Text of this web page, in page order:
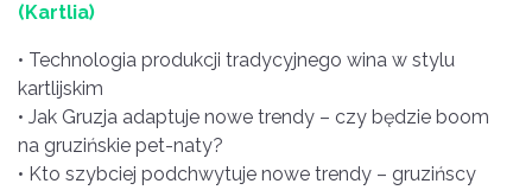
(Kartlia)
• Technologia produkcji tradycyjnego wina w stylu
kartlijskim
• Jak Gruzja adaptuje nowe trendy – czy będzie boom
na gruzińskie pet-naty?
• Kto szybciej podchwytuje nowe trendy – gruzińscy